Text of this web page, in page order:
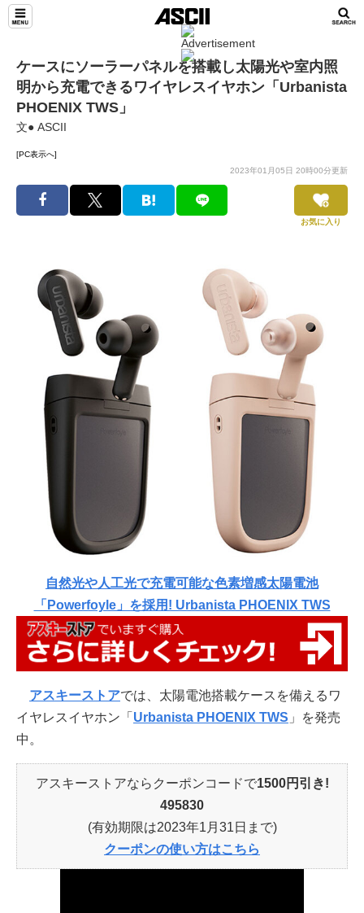
ケースにソーラーパネルを搭載し太陽光や室内照
明から充電できるワイヤレスイヤホン「Urbanista
PHOENIX TWS」
文● ASCII
[PC表示へ]
2023年01月05日 20時00分更新
お気に入り
自然光や人工光で充電可能な色素増感太陽電池
「Powerfoyle」を採用! Urbanista PHOENIX TWS
アスキーストアでは、太陽電池搭載ケースを備えるワ
イヤレスイヤホン「 Urbanista PHOENIX TWS 」を発売
中。
アスキーストアならクーポンコードで1500円引き!
495830
(有効期限は2023年1月31日まで)
クーポンの使い方はこちら